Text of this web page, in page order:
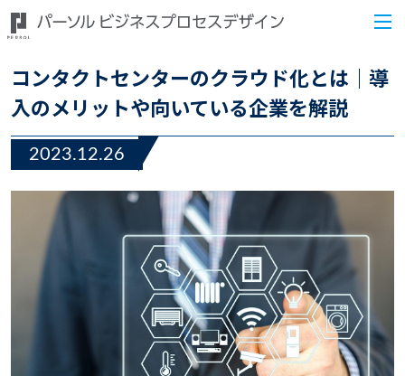
コンタクトセンターのクラウド化とは｜導
入のメリットや向いている企業を解説
2023.12.26